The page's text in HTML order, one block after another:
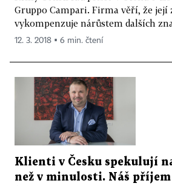
Gruppo Campari. Firma věří, že její
vykompenzuje nárůstem dalších
12. 3. 2018 ▪ 6 min. čtení
Klienti v Česku spekulují
než v minulosti. Náš příjem